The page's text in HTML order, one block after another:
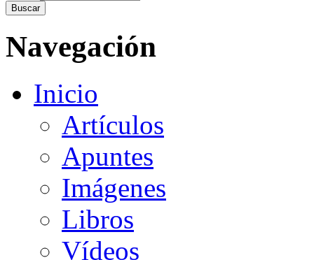
Navegación
Inicio
Artículos
Apuntes
Imágenes
Libros
Vídeos